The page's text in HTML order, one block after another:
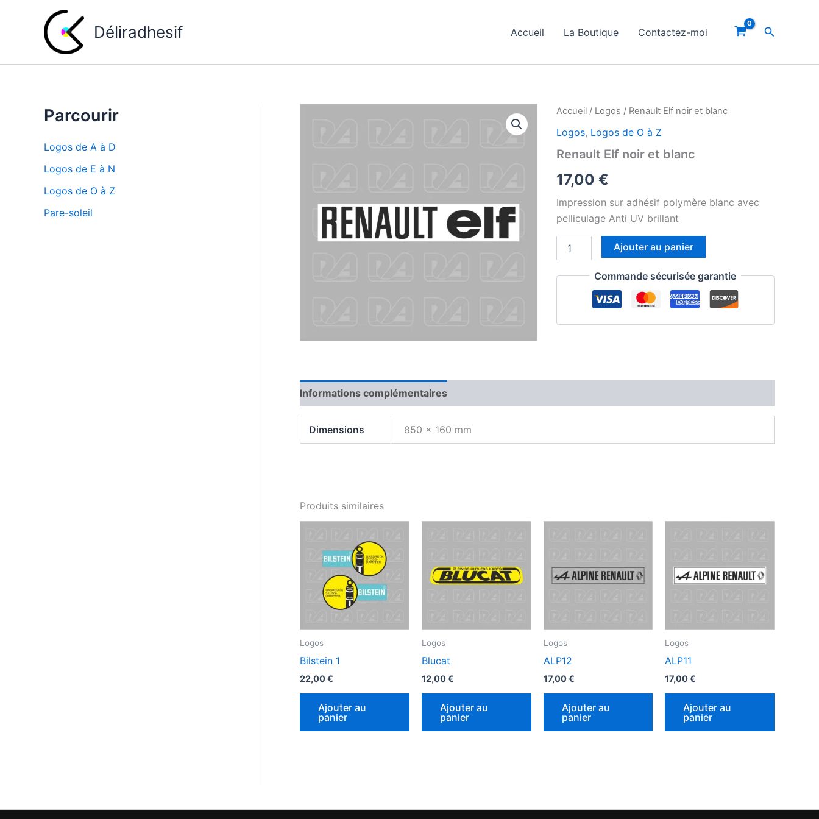
Déliradhesif Accueil La Boutique Contactez-moi
Parcourir
Logos de A à D
Logos de E à N
Logos de O à Z
Pare-soleil
Accueil/ Logos / Renault Elf noir et blanc
Logos, Logos de O à Z
Renault Elf noir et blanc
17,00 €
Impression sur adhésif polymère blanc avec
pelliculage Anti UV brillant
Elf
Ajouter au panier
Commande sécurisée garantie
Informations complémentaires
Dimensions 850 × 160 mm
Produits similaires
Logos
Bilstein 1
22,00€
Ajouter au
panier
Logos
Blucat
12,00€
Ajouter au
panier
Logos
ALP12
17,00€
Ajouter au
panier
Logos
ALP11
17,00€
Ajouter au
panier